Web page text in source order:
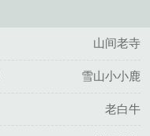
山间老寺
雪山小小鹿
老白牛